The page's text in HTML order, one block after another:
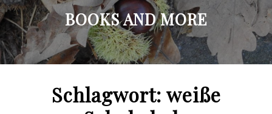
BOOKS AND MORE
Schlagwort: weiße